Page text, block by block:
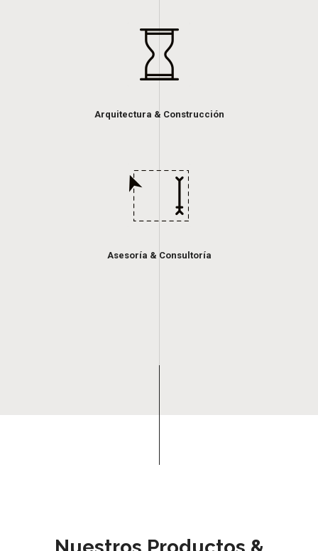
Arquitectura & Construcción
Asesoría & Consultoría